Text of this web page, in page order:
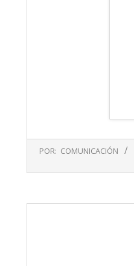
07-
07
POR: COMUNICACIÓN